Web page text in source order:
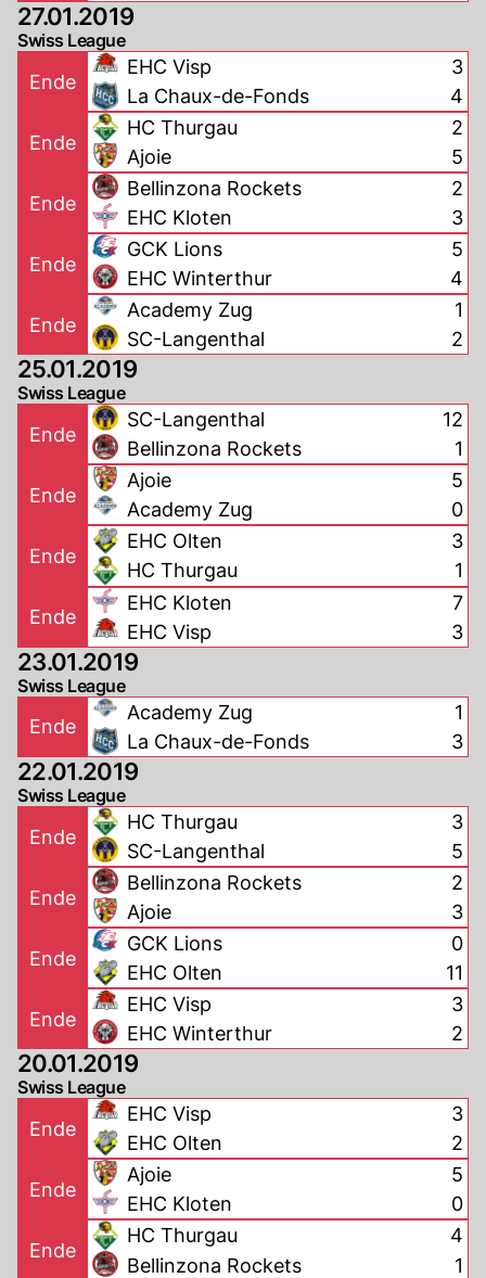
27.01.2019
Swiss League
Ende
EHC Visp
La Chaux-de-Fonds
3
4
Ende
HC Thurgau
Ajoie
2
5
Ende
Bellinzona Rockets
EHC Kloten
2
3
Ende
GCK Lions
EHC Winterthur
5
4
Ende
Academy Zug
SC-Langenthal
1
2
25.01.2019
Swiss League
Ende
SC-Langenthal
Bellinzona Rockets
12
1
Ende
Ajoie
Academy Zug
5
0
Ende
EHC Olten
HC Thurgau
3
1
Ende
EHC Kloten
EHC Visp
7
3
23.01.2019
Swiss League
Ende
Academy Zug
La Chaux-de-Fonds
1
3
22.01.2019
Swiss League
Ende
HC Thurgau
SC-Langenthal
3
5
Ende
Bellinzona Rockets
Ajoie
2
3
Ende
GCK Lions
EHC Olten
0
11
Ende
EHC Visp
EHC Winterthur
3
2
20.01.2019
Swiss League
Ende
EHC Visp
EHC Olten
3
2
Ende
Ajoie
EHC Kloten
5
0
Ende
HC Thurgau
Bellinzona Rockets
4
1